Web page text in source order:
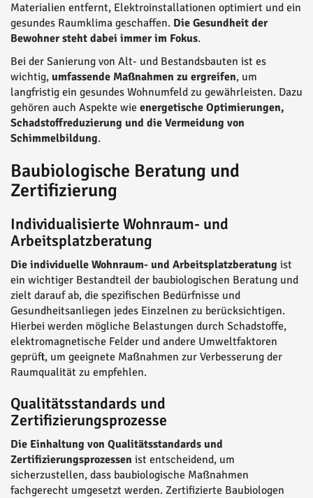
Materialien entfernt, Elektroinstallationen optimiert und ein
gesundes Raumklima geschaffen. Die Gesundheit der
Bewohner steht dabei immer im Fokus.
Bei der Sanierung von Alt- und Bestandsbauten ist es
wichtig, umfassende Maßnahmen zu ergreifen, um
langfristig ein gesundes Wohnumfeld zu gewährleisten. Dazu
gehören auch Aspekte wie energetische Optimierungen,
Schadstoffreduzierung und die Vermeidung von
Schimmelbildung.
Baubiologische Beratung und
Zertifizierung
Individualisierte Wohnraum- und
Arbeitsplatzberatung
Die individuelle Wohnraum- und Arbeitsplatzberatung ist
ein wichtiger Bestandteil der baubiologischen Beratung und
zielt darauf ab, die spezifischen Bedürfnisse und
Gesundheitsanliegen jedes Einzelnen zu berücksichtigen.
Hierbei werden mögliche Belastungen durch Schadstoffe,
elektromagnetische Felder und andere Umweltfaktoren
geprüft, um geeignete Maßnahmen zur Verbesserung der
Raumqualität zu empfehlen.
Qualitätsstandards und
Zertifizierungsprozesse
Die Einhaltung von Qualitätsstandards und
Zertifizierungsprozessen ist entscheidend, um
sicherzustellen, dass baubiologische Maßnahmen
fachgerecht umgesetzt werden. Zertifizierte Baubiologen